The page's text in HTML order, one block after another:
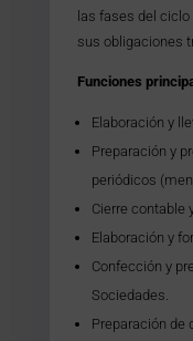
las fases del
sus obligaciones
Funciones
Elaboración y
Preparación y
periódicos
Cierre contable
Elaboración y
Confección y
Sociedades.
Preparación de